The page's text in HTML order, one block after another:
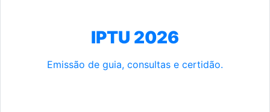
IPTU 2026
Emissão de guia, consultas e certidão.